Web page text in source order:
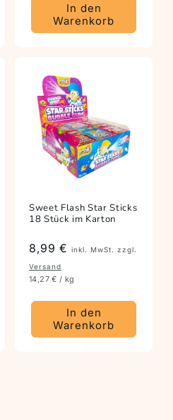
In den
Warenkorb
Sweet Flash Star Sticks
18 Stück im Karton
Preis
8,99 € inkl. MwSt. zzgl.
Versand
14,27 € / kg
In den
Warenkorb